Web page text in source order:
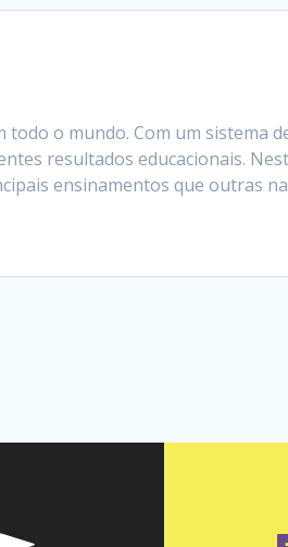
o mundo. Com um sistema
resultados educacionais.
ensinamentos que outras